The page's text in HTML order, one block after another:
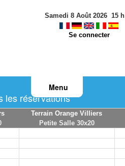
Samedi 8 Août 2026 15h
Se connecter
Menu
les réservations
Terrain Orange Villiers
Petite Salle 30x20